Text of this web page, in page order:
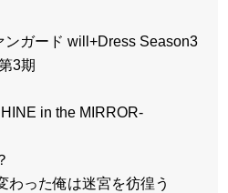
ンガード will+Dress Season3
3期
in the MIRROR-
わった俺は迷宮を彷徨う